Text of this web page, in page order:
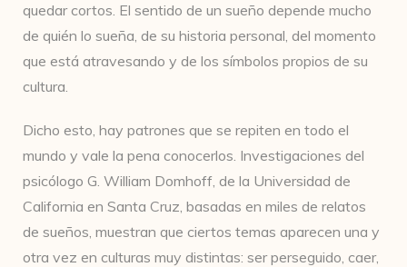
quedar cortos. El sentido de un sueño depende mucho
de quién lo sueña, de su historia personal, del momento
que está atravesando y de los símbolos propios de su
cultura.
Dicho esto, hay patrones que se repiten en todo el
mundo y vale la pena conocerlos. Investigaciones del
psicólogo G. William Domhoff, de la Universidad de
California en Santa Cruz, basadas en miles de relatos
de sueños, muestran que ciertos temas aparecen una y
otra vez en culturas muy distintas: ser perseguido, caer,